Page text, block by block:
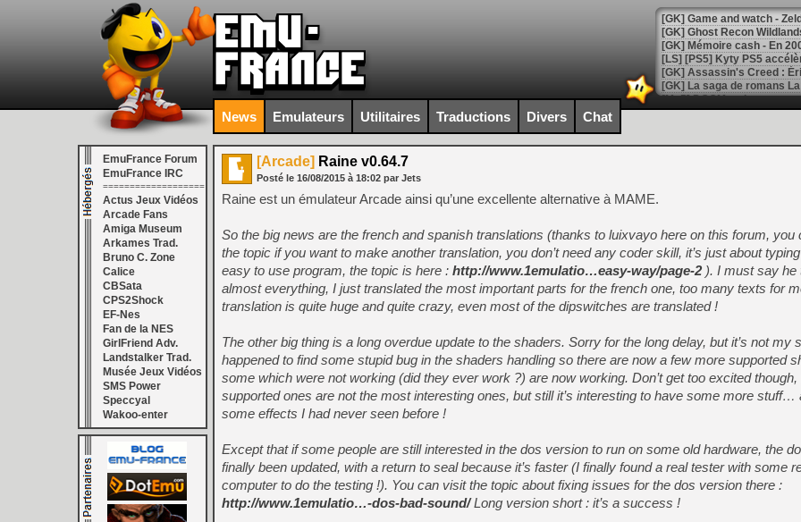
[Mo5] DOOM arrive en
[GK] Bethesda fête les 30
[GK] Roblox : l'action en
[GK] Agenda - GeForce
[LS] [PS5] ps5-y2jb-
[GK] Pourquoi Marvel
[GK] Test : Restory : Chill
[GK] GTA 6 : Rockstar
[GK] Hot Wheels Infinite
[GK] Mémoire cash -
[GK] Résultats Nintendo :
[GK] Déjà des
[Mo5] Brickboy cherche à
[GK] Minecraft et ses «
[GK] Beast of
[GK] Ubisoft : fin de partie
[GK] Mémoire cash -
[GK] Dan Houser (GTA)
[GK] Comment EA Sports
[GK] Crimson Moon : un
[GK] Isle of Reveries : le
[GK] Moonlighter 2 : The
[GK] Capcom relance
News Emulateurs Utilitaires Traductions Divers Chat
EmuFrance Forum
EmuFrance IRC
===================
Actus Jeux Vidéos
Arcade Fans
Amiga Museum
Arkames Trad.
Bruno C. Zone
Calice
CBSata
CPS2Shock
EF-Nes
Fan de la NES
GirlFriend Adv.
Landstalker Trad.
Musée Jeux Vidéos
SMS Power
Speccyal
Wakoo-enter
[Arcade] Raine v0.64.7
Posté le 16/08/2015 à 18:02 par Jets
Raine est un émulateur Arcade ainsi qu’une excellente alternative à MAME.
So the big news are the french and spanish translations (thanks to luixvayo here on this forum, you
the topic if you want to make another translation, you don’t need any coder skill, it’s just about
easy to use program, the topic is here : http://www.1emulatio…easy-way/page-2). I must say he
almost everything, I just translated the most important parts for the french one, too many texts for
translation is quite huge and quite crazy, even most of the dipswitches are translated !
The other big thing is a long overdue update to the shaders. Sorry for the long delay, but it’s not my
happened to find some stupid bug in the shaders handling so there are now a few more supported
some which were not working (did they ever work ?) are now working. Don’t get too excited though,
supported ones are not the most interesting ones, but still it’s interesting to have some more stuff…
some effects I had never seen before !
Except that if some people are still interested in the dos version to run on some old hardware, the
finally been updated, with a return to seal because it’s faster (I finally found a real tester with some
computer to do the testing !). You can visit the topic about fixing issues for the dos version there :
http://www.1emulatio…-dos-bad-sound/Long version short : it’s a success !